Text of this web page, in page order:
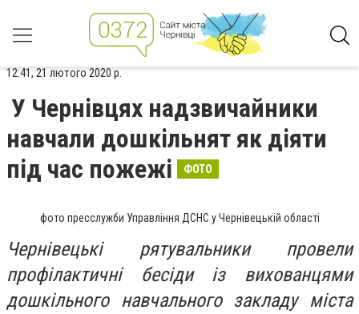
12:41, 21 лютого 2020 р.
У Чернівцях надзвичайники
навчали дошкільнят як діяти
під час пожежі
ФОТО
фото пресслужби Управління ДСНС у Чернівецькій області
Чернівецькі рятувальники провели
профілактичні бесіди із вихованцями
дошкільного навчального закладу міста